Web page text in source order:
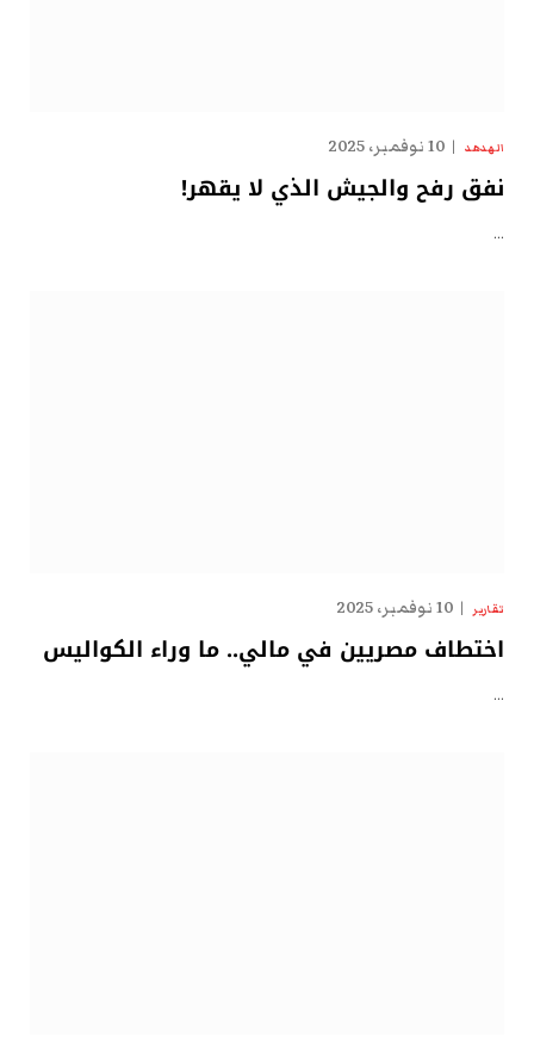
الهدهد 10 نوفمبر، 2025
نفق رفح والجيش الذي لا يقهر!
…
تقارير 10 نوفمبر، 2025
اختطاف مصريين في مالي.. ما وراء الكواليس
…